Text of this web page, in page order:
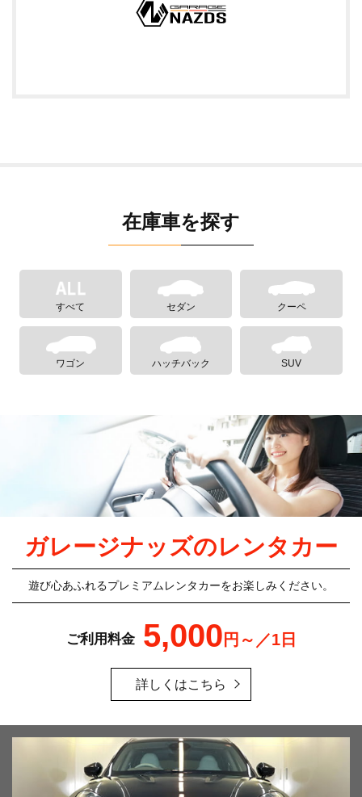
在庫車を探す
すべて セダン クーペ
ワゴン ハッチバック SUV
ガレージナッズのレンタカー
遊び心あふれるプレミアムレンタカーをお楽しみください。
ご利用料金 5,000 円～／1日
詳しくはこちら